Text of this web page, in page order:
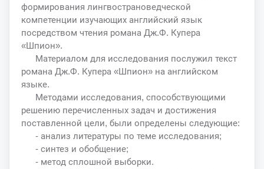
формирования лингвострановедческой
компетенции изучающих английский язык
посредством чтения романа Дж.Ф. Купера
«Шпион».
Материалом для исследования послужил текст
романа Дж.Ф. Купера «Шпион» на английском
языке.
Методами исследования, способствующими
решению перечисленных задач и достижения
поставленной цели, были определены следующие:
- анализ литературы по теме исследования;
- синтез и обобщение;
- метод сплошной выборки.